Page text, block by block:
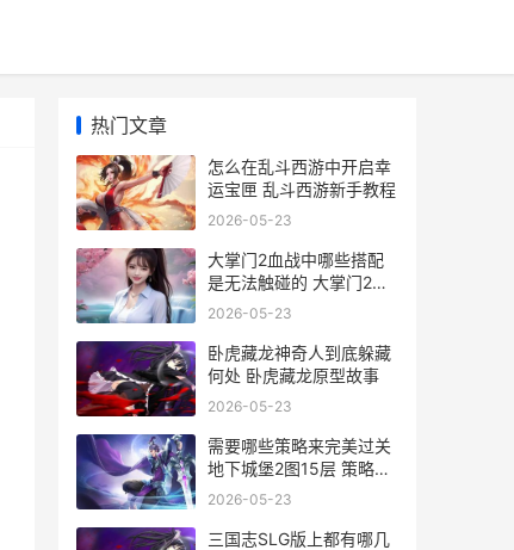
热门文章
怎么在乱斗西游中开启幸
运宝匣 乱斗西游新手教程
2026-05-23
大掌门2血战中哪些搭配
是无法触碰的 大掌门2阵
容站位
2026-05-23
卧虎藏龙神奇人到底躲藏
何处 卧虎藏龙原型故事
2026-05-23
需要哪些策略来完美过关
地下城堡2图15层 策略的
要素
2026-05-23
三国志SLG版上都有哪几